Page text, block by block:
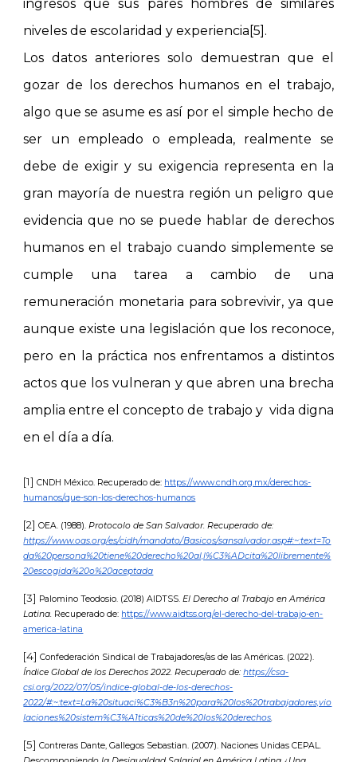
ingresos que sus pares hombres de similares
niveles de escolaridad y experiencia[5].
Los datos anteriores solo demuestran que el
gozar de los derechos humanos en el trabajo,
algo que se asume es así por el simple hecho de
ser un empleado o empleada, realmente se
debe de exigir y su exigencia representa en la
gran mayoría de nuestra región un peligro que
evidencia que no se puede hablar de derechos
humanos en el trabajo cuando simplemente se
cumple una tarea a cambio de una
remuneración monetaria para sobrevivir, ya que
aunque existe una legislación que los reconoce,
pero en la práctica nos enfrentamos a distintos
actos que los vulneran y que abren una brecha
amplia entre el concepto de trabajo y vida digna
en el día a día.
[1]CNDH México. Recuperado de: https://www.cndh.org.mx/derechos-
humanos/que-son-los-derechos-humanos
[2]OEA. (1988).Protocolo de San Salvador. Recuperado de:
https://www.oas.org/es/cidh/mandato/Basicos/sansalvador.asp#:~:text=To
da%20persona%20tiene%20derecho%20al,l%C3%ADcita%20libremente%
20escogida%20o%20aceptada
[3] Palomino Teodosio. (2018) AIDTSS.El Derecho al Trabajo en América
Latina. Recuperado de: https://www.aidtss.org/el-derecho-del-trabajo-en-
america-latina
[4]Confederación Sindical de Trabajadores/as de las Américas. (2022).
Índice Global de los Derechos 2022. Recuperado de: https://csa-
csi.org/2022/07/05/indice-global-de-los-derechos-
2022/#:~:text=La%20situaci%C3%B3n%20para%20los%20trabajadores,vio
laciones%20sistem%C3%A1ticas%20de%20los%20derechos.
[5]Contreras Dante, Gallegos Sebastian. (2007). Naciones Unidas CEPAL.